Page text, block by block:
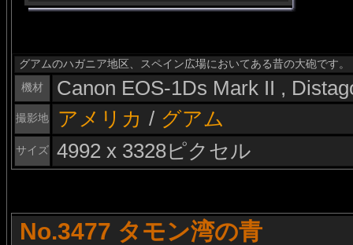
グアムのハガニア地区、スペイン広場においてある昔の大砲です。
機材
Canon EOS-1Ds Mark II ,
撮影地 アメリカ / グアム
サイズ 4992 x 3328ピクセル
No.3477 タモン湾の青